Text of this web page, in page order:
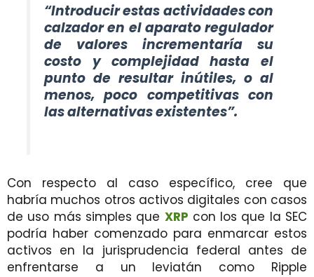
“Introducir estas actividades con
calzador en el aparato regulador
de valores incrementaría su
costo y complejidad hasta el
punto de resultar inútiles, o al
menos, poco competitivas con
las alternativas existentes”.
Con respecto al caso específico, cree que
habría muchos otros activos digitales con casos
de uso más simples que XRP con los que la SEC
podría haber comenzado para enmarcar estos
activos en la jurisprudencia federal antes de
enfrentarse a un leviatán como Ripple